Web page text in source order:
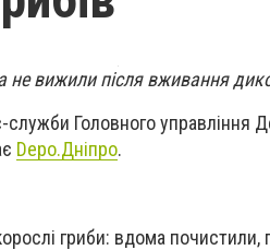
вижили після вживання
служби Головного
Depo.Дніпро.
гриби: вдома